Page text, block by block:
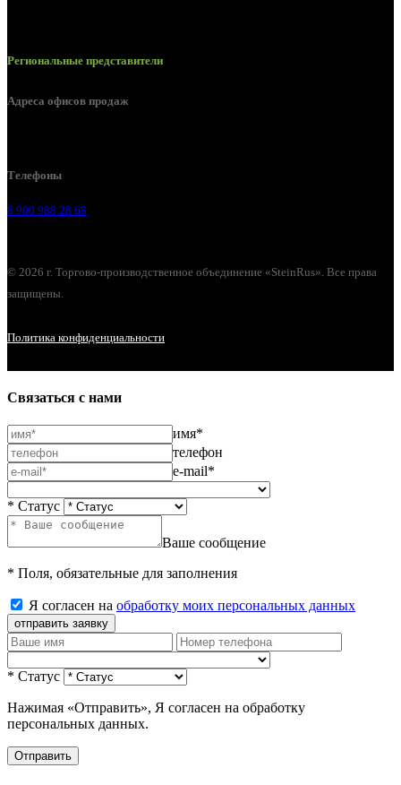
Региональные представители
Адреса офисов продаж
Телефоны
8 900 988 28 68
© 2026 г. Торгово-производственное объединение «SteinRus». Все права
защищены.
Политика конфиденциальности
Связаться с нами
имя*
телефон
e-mail*
* Статус
Ваше сообщение
* Поля, обязательные для заполнения
Я согласен на обработку моих персональных данных
отправить заявку
* Статус
Нажимая «Отправить», Я согласен на обработку
персональных данных.